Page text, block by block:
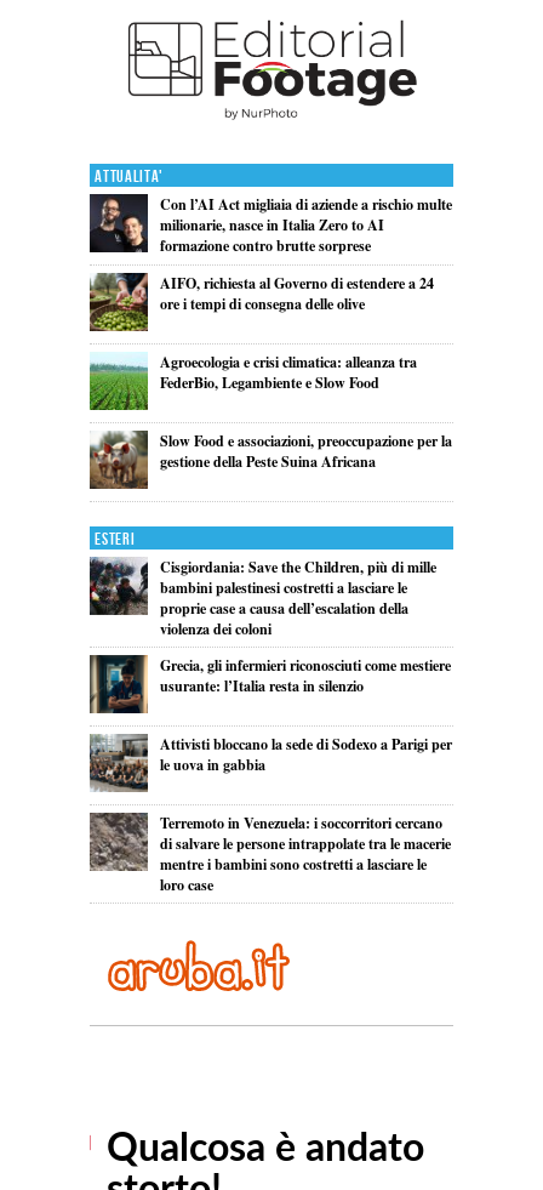
Attualita'
Con l’AI Act migliaia di aziende a rischio multe
milionarie, nasce in Italia Zero to AI
formazione contro brutte sorprese
AIFO, richiesta al Governo di estendere a 24
ore i tempi di consegna delle olive
Agroecologia e crisi climatica: alleanza tra
FederBio, Legambiente e Slow Food
Slow Food e associazioni, preoccupazione per la
gestione della Peste Suina Africana
Esteri
Cisgiordania: Save the Children, più di mille
bambini palestinesi costretti a lasciare le
proprie case a causa dell’escalation della
violenza dei coloni
Grecia, gli infermieri riconosciuti come mestiere
usurante: l’Italia resta in silenzio
Attivisti bloccano la sede di Sodexo a Parigi per
le uova in gabbia
Terremoto in Venezuela: i soccorritori cercano
di salvare le persone intrappolate tra le macerie
mentre i bambini sono costretti a lasciare le
loro case